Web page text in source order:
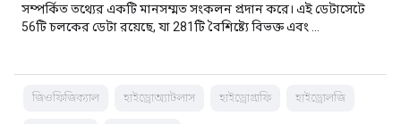
সম্পর্কিত তথ্যের একটি মানসম্মত সংকলন প্রদান করে। এই ডেটাসেটে
56টি চলকের ডেটা রয়েছে, যা 281টি বৈশিষ্ট্যে বিভক্ত এবং …
জিওফিজিক্যাল হাইড্রোঅ্যাটলাস হাইড্রোগ্রাফি হাইড্রোলজি